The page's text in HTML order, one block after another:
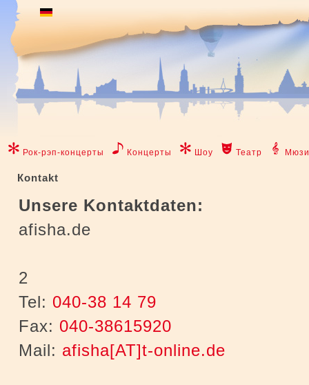
Рок-рэп-концерты Концерты Шоу Театр
Коntakt
Unsere Kontaktdaten:
afisha.de
2
Tel: 040-38 14 79
Fax: 040-38615920
Mail: afisha[AT]t-online.de